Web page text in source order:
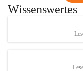
Wissenswertes